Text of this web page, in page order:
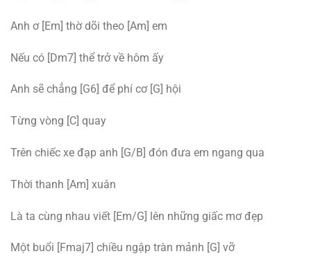
Anh ơ [Em] thờ dõi theo [Am] em
Nếu có [Dm7] thể trở về hôm ấy
Anh sẽ chẳng [G6] để phí cơ [G] hội
Từng vòng [C] quay
Trên chiếc xe đạp anh [G/B] đón đưa em ngang qua
Thời thanh [Am] xuân
Là ta cùng nhau viết [Em/G] lên những giấc mơ đẹp
Một buổi [Fmaj7] chiều ngập tràn mảnh [G] vỡ